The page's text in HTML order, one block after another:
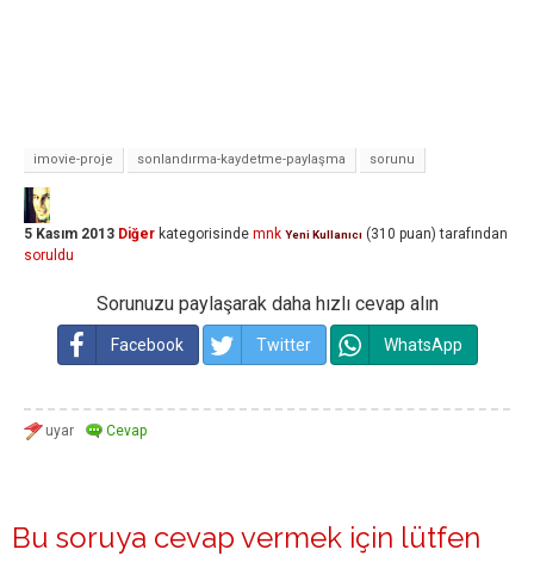
imovie-proje sonlandırma-kaydetme-paylaşma sorunu
5 Kasım 2013 Diğer kategorisinde mnk Yeni Kullanıcı (310 puan) tarafından
soruldu
Sorunuzu paylaşarak daha hızlı cevap alın
Facebook Twitter WhatsApp
Bu soruya cevap vermek için lütfen